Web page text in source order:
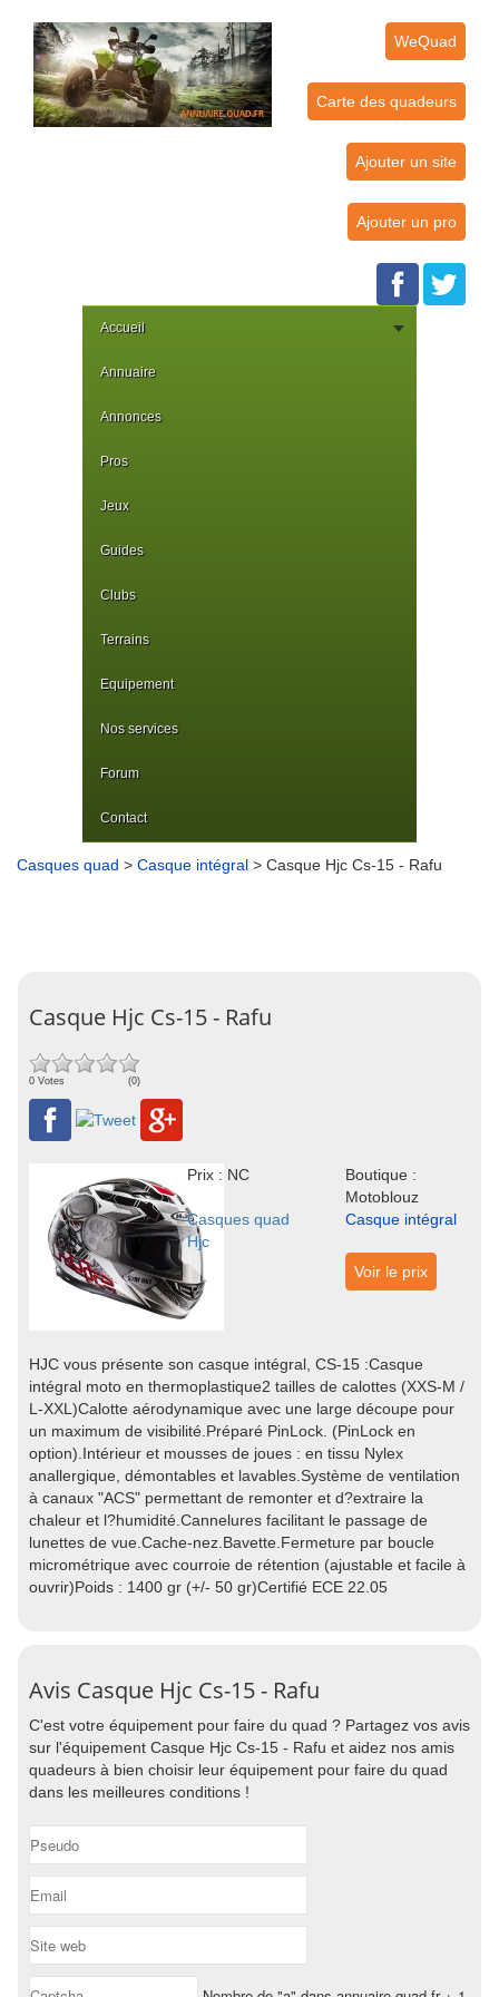
WeQuad
Carte des quadeurs
Ajouter un site
Ajouter un pro
Accueil
Annuaire
Annonces
Pros
Jeux
Guides
Clubs
Terrains
Equipement
Nos services
Forum
Contact
Casques quad > Casque intégral > Casque Hjc Cs-15 - Rafu
Casque Hjc Cs-15 - Rafu
0 Votes (0)
Prix : NC
Boutique :
Motoblouz
Casques quad
Hjc
Casque intégral
Voir le prix
HJC vous présente son casque intégral, CS-15 :Casque
intégral moto en thermoplastique2 tailles de calottes (XXS-M /
L-XXL)Calotte aérodynamique avec une large découpe pour
un maximum de visibilité.Préparé PinLock. (PinLock en
option).Intérieur et mousses de joues : en tissu Nylex
anallergique, démontables et lavables.Système de ventilation
à canaux "ACS" permettant de remonter et d?extraire la
chaleur et l?humidité.Cannelures facilitant le passage de
lunettes de vue.Cache-nez.Bavette.Fermeture par boucle
micrométrique avec courroie de rétention (ajustable et facile à
ouvrir)Poids : 1400 gr (+/- 50 gr)Certifié ECE 22.05
Avis Casque Hjc Cs-15 - Rafu
C'est votre équipement pour faire du quad ? Partagez vos avis
sur l'équipement Casque Hjc Cs-15 - Rafu et aidez nos amis
quadeurs à bien choisir leur équipement pour faire du quad
dans les meilleures conditions !